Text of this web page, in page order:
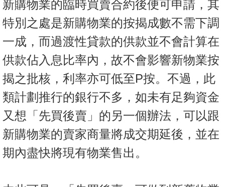
新購物業的臨時買賣合約後便可申請，其
特別之處是新購物業的按揭成數不需下調
一成，而過渡性貸款的供款並不會計算在
供款佔入息比率內，故不會影響新物業按
揭之批核，利率亦可低至P按。不過，此
類計劃推行的銀行不多，如未有足夠資金
又想「先買後賣」的另一個辦法，可以跟
新購物業的賣家商量將成交期延後，並在
期內盡快將現有物業售出。